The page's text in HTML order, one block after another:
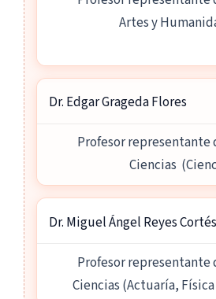
Artes y
Dr. Edgar Grageda Flores
Profesor representante
Ciencias
Dr. Miguel Ángel Reyes Cortés
Profesor representante
Ciencias (Actuaría,